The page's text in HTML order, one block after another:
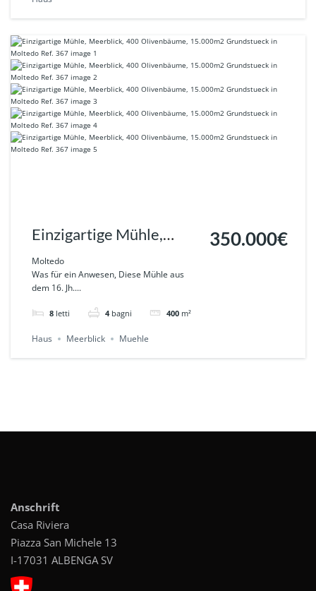
Einzigartige Mühle,
Meerblick, 400
Olivenbäume, 15.000m2
Grundstueck in Moltedo
Moltedo
Was für ein Anwesen, Diese Mühle aus
dem 16. Jh....
8 letti 4 bagni 400 m²
350.000€
Haus Meerblick Muehle
Anschrift
Casa Riviera
Piazza San Michele 13
I-17031 ALBENGA SV